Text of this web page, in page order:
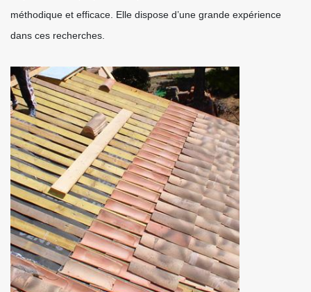
méthodique et efficace. Elle dispose d’une grande expérience
dans ces recherches.